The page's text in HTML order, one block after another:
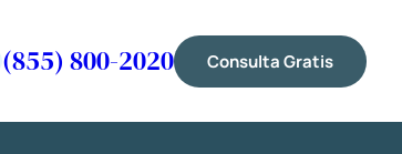
(855) 800-2020 Consulta Gratis